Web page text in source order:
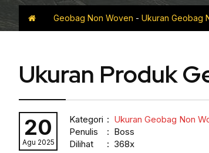
Geobag Non Woven - Ukuran Geobag
Ukuran Produk
20
Agu 2025
Kategori : Ukuran Geobag Non
Penulis
: Boss
Dilihat
: 368x